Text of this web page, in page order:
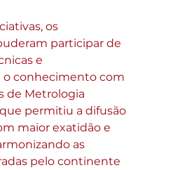
os
participar de
e
conhecimento com
de Metrologia
permitiu a difusão
maior exatidão e
as
pelo continente